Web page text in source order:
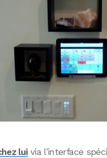
luivia l’interface